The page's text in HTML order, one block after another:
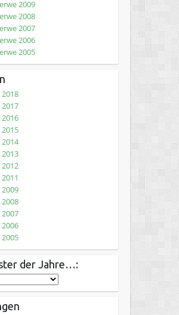
2009
2008
2007
2006
2005
der Jahre…: